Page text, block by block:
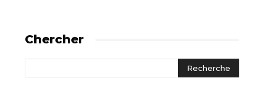
Chercher